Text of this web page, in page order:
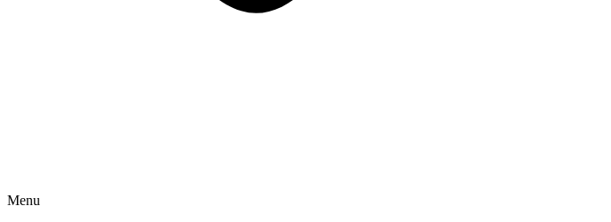
Menu